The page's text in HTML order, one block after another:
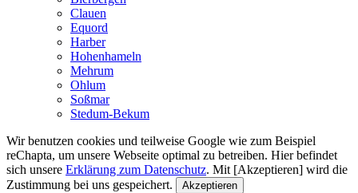
Clauen
Equord
Harber
Hohenhameln
Mehrum
Ohlum
Soßmar
Stedum-Bekum
Wir benutzen cookies und teilweise Google wie zum Beispiel
reChapta, um unsere Webseite optimal zu betreiben. Hier befindet
sich unsere Erklärung zum Datenschutz. Mit [Akzeptieren] wird die
Zustimmung bei uns gespeichert.
Akzeptieren